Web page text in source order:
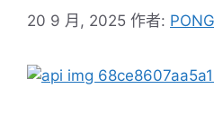
20 9 月, 2025 作者: